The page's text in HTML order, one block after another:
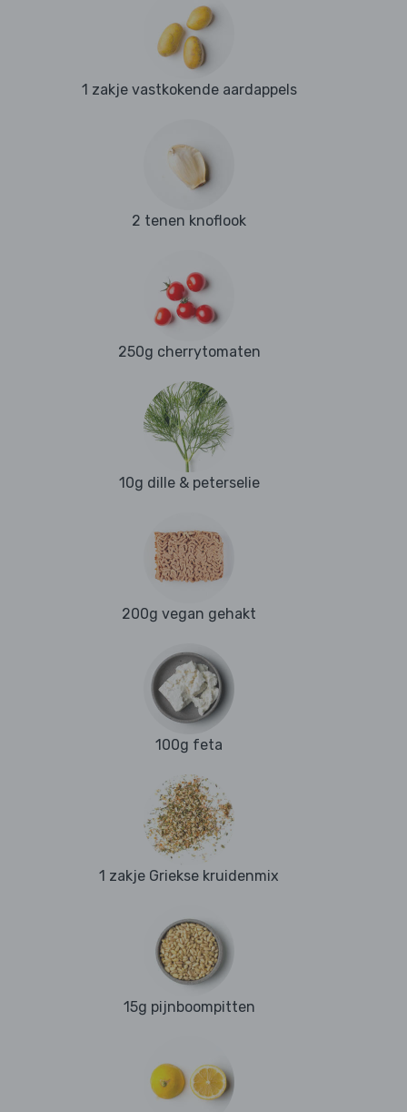
1 zakje vastkokende aardappels
2 tenen knoflook
250g cherrytomaten
10g dille & peterselie
200g vegan gehakt
100g feta
1 zakje Griekse kruidenmix
15g pijnboompitten